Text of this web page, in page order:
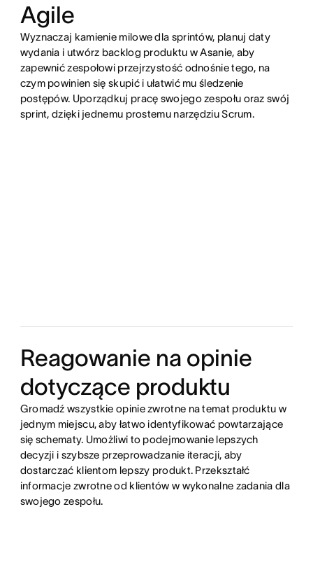
Agile
Wyznaczaj kamienie milowe dla sprintów, planuj daty
wydania i utwórz backlog produktu w Asanie, aby
zapewnić zespołowi przejrzystość odnośnie tego, na
czym powinien się skupić i ułatwić mu śledzenie
postępów. Uporządkuj pracę swojego zespołu oraz swój
sprint, dzięki jednemu prostemu narzędziu Scrum.
Reagowanie na opinie
dotyczące produktu
Gromadź wszystkie opinie zwrotne na temat produktu w
jednym miejscu, aby łatwo identyfikować powtarzające
się schematy. Umożliwi to podejmowanie lepszych
decyzji i szybsze przeprowadzanie iteracji, aby
dostarczać klientom lepszy produkt. Przekształć
informacje zwrotne od klientów w wykonalne zadania dla
swojego zespołu.